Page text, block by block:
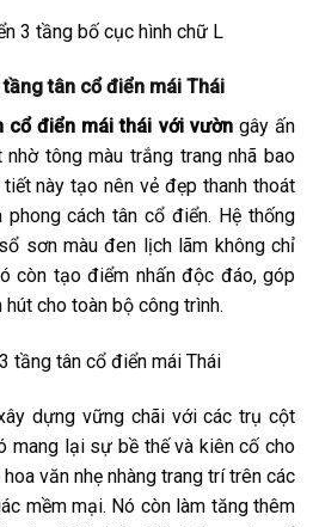
tân cổ điển mái Thái
cổ điển mái thái với vườngây ấn
tông màu trắng trang nhã bao
này tạo nên vẻ đẹp thanh thoát
cách tân cổ điển. Hệ thống
sơn màu đen lịch lãm không chỉ
còn tạo điểm nhấn độc đáo, góp
cho toàn bộ công trình.
dựng vững chãi với các trụ cột
mang lại sự bề thế và kiên cố cho
văn nhẹ nhàng trang trí trên các
mềm mại. Nó còn làm tăng thêm